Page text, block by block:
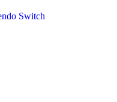
Switch